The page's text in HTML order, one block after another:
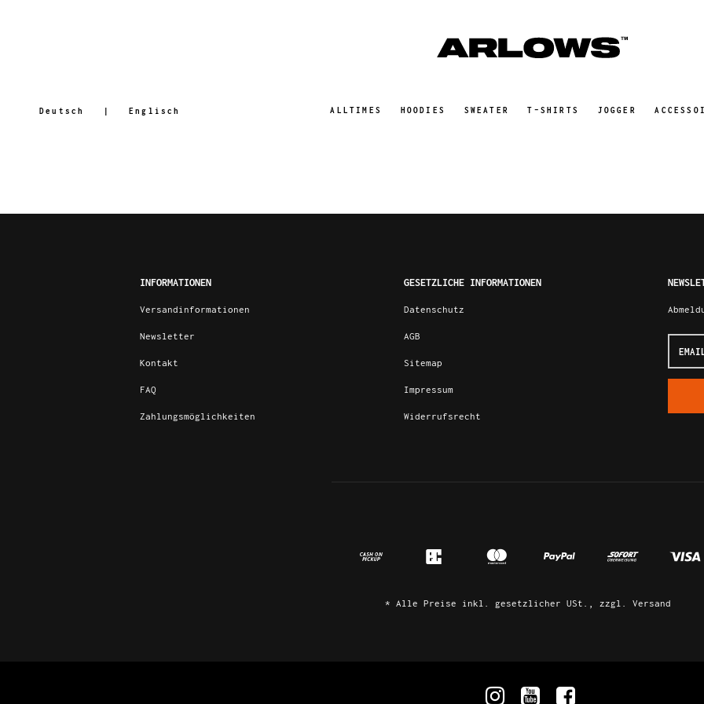
Deutsch Englisch ALLTIMES HOODIES SWEATER T-SHIRTS JOGGER
INFORMATIONEN
Versandinformationen
Newsletter
Kontakt
FAQ
Zahlungsmöglichkeiten
GESETZLICHE INFORMATIONEN
Datenschutz
AGB
Sitemap
Impressum
Widerrufsrecht
* Alle Preise inkl. gesetzlicher USt., zzgl. Versand